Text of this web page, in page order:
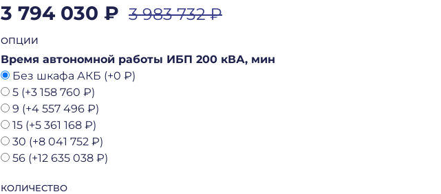
3 794 030 ₽ 3 983 732 ₽
КОЛИЧЕСТВО
ОПЦИИ
Время автономной работы ИБП 200 кВА, мин
Без шкафа АКБ (+0 ₽)
5 (+3 158 760 ₽)
9 (+4 557 496 ₽)
15 (+5 361 168 ₽)
30 (+8 041 752 ₽)
56 (+12 635 038 ₽)